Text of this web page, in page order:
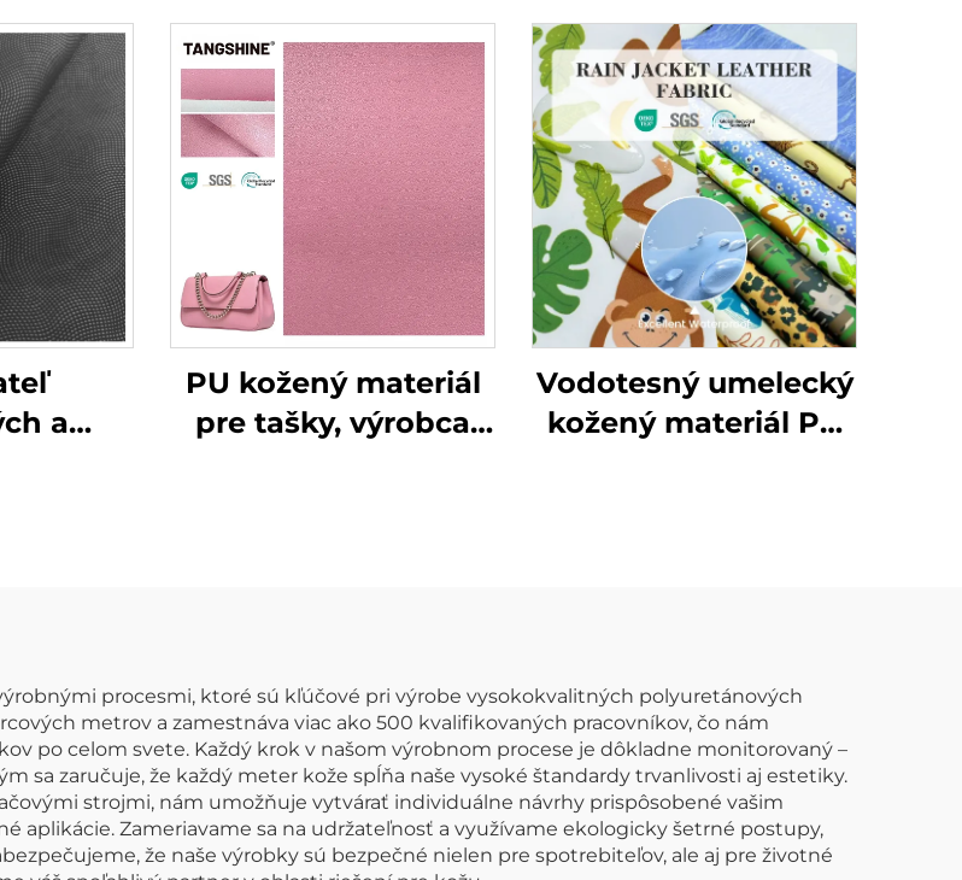
a
PU kožený materiál
pre tašky, výrobca
Vodotesný umelecký
kožený materiál PU
procesmi, ktoré sú kľúčové pri výrobe vysokokvalitných polyuretánových
metrov a zamestnáva viac ako 500 kvalifikovaných pracovníkov, čo nám
po celom svete. Každý krok v našom výrobnom procese je dôkladne monitorovaný –
sa zaručuje, že každý meter kože spĺňa naše vysoké štandardy trvanlivosti aj estetiky.
strojmi, nám umožňuje vytvárať individuálne návrhy prispôsobené vašim
aplikácie. Zameriavame sa na udržateľnosť a využívame ekologicky šetrné postupy,
že naše výrobky sú bezpečné nielen pre spotrebiteľov, ale aj pre životné